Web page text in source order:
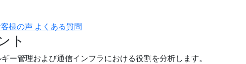
様の声 よくある質問
ト
ー管理および通信インフラにおける役割を分析します。